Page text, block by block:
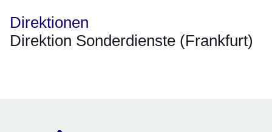
Direktionen
Direktion Sonderdienste (Frankfurt)